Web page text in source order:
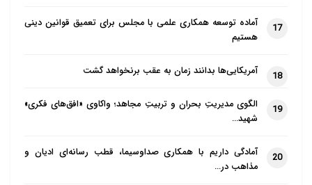
17
آماده توسعه همکاری علمی با مجلس برای تعمیق قوانین دینی
هستیم
18 آمریکایی‌ها بدانند زمان به عقب برنخواهد گشت
19
الگوی مدیریتِ بحران و تربیتِ مجاهد؛ واکاوی «افق‌های فکری»
شهید…
20
آمادگی داریم با همکاری صداوسیما، قطب رسانه‌ای ادیان و
مذاهب در…